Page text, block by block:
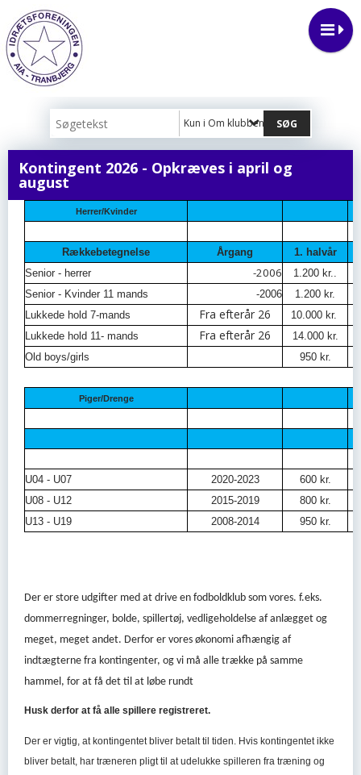
Kun i Om klubben
Kontingent 2026 - Opkræves i april og
august
Herrer/Kvinder
Rækkebetegnelse Årgang 1. halvår
Senior - herrer
-2006 1.200 kr..
Senior - Kvinder 11 mands
-2006 1.200 kr.
Lukkede hold 7-mands
Fra efterår 26 10.000 kr.
Lukkede hold 11- mands
Fra efterår 26 14.000 kr.
Old boys/girls
950 kr.
Piger/Drenge
U04 - U07 2020-2023
600 kr.
U08 - U12
2015-2019
800 kr.
U13 - U19
2008-2014 950 kr.
Der er store udgifter med at drive en fodboldklub som vores. f.eks.
dommerregninger, bolde, spillertøj, vedligeholdelse af anlægget og
meget, meget andet. Derfor er vores økonomi afhængig af
indtægterne fra kontingenter, og vi må alle trække på samme
hammel, for at få det til at løbe rundt
Husk derfor at få alle spillere registreret.
Der er vigtig, at kontingentet bliver betalt til tiden. Hvis kontingentet ikke
bliver betalt, har træneren pligt til at udelukke spilleren fra træning og